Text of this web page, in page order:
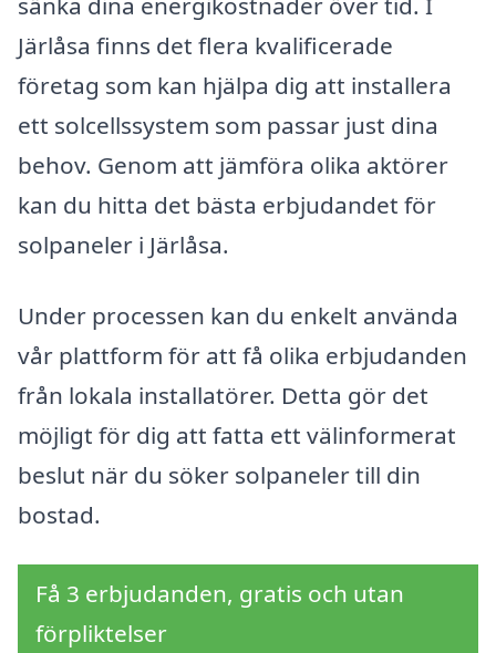
Järlåsa finns det flera kvalificerade
företag som kan hjälpa dig att installera
ett solcellssystem som passar just dina
behov. Genom att jämföra olika aktörer
kan du hitta det bästa erbjudandet för
solpaneler i Järlåsa.
Under processen kan du enkelt använda
vår plattform för att få olika erbjudanden
från lokala installatörer. Detta gör det
möjligt för dig att fatta ett välinformerat
beslut när du söker solpaneler till din
bostad.
Få 3 erbjudanden, gratis och utan
förpliktelser